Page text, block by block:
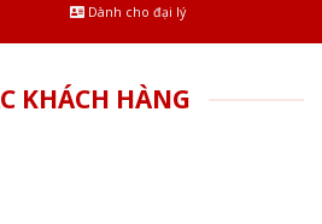
Dành cho đại lý
KHÁCH HÀNG